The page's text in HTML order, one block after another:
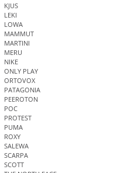
KJUS
LEKI
LOWA
MAMMUT
MARTINI
MERU
NIKE
ONLY PLAY
ORTOVOX
PATAGONIA
PEEROTON
POC
PROTEST
PUMA
ROXY
SALEWA
SCARPA
SCOTT